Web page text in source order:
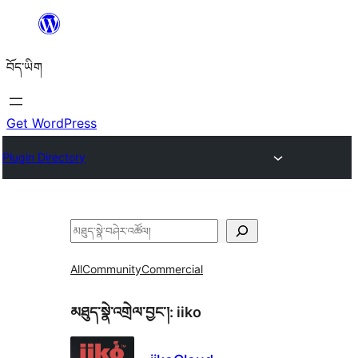
content
བོད་ཡིག
Get WordPress
Plugin Directory
བཤེར་
AllCommunityCommercial
མཐུད་སྣེ་འགྲེལ་བྱང་།: iiko